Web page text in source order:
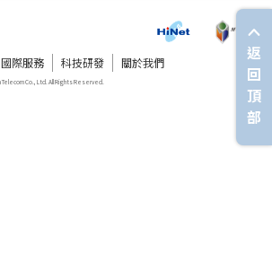
國際服務 科技研發 關於我們
返
回
頂
部